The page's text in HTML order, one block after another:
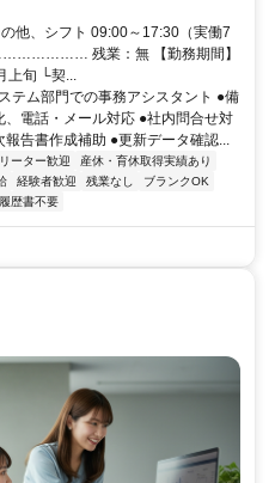
他、シフト 09:00～17:30（実働7
残業：無 【勤務期間】
上旬 └契...
テム部門での事務アシスタント ●備
電話・メール対応 ●社内問合せ対
告書作成補助 ●更新データ確認...
ーター歓迎
産休・育休取得実績あり
経験者歓迎 残業なし
ブランクOK
履歴書不要